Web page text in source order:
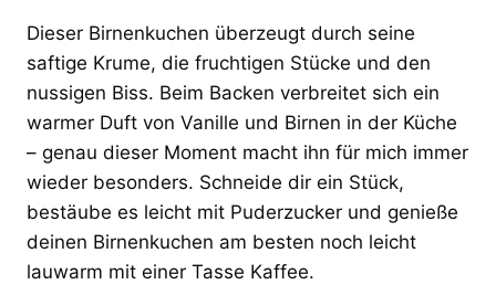
Dieser Birnenkuchen überzeugt durch seine
saftige Krume, die fruchtigen Stücke und den
nussigen Biss. Beim Backen verbreitet sich ein
warmer Duft von Vanille und Birnen in der Küche
– genau dieser Moment macht ihn für mich immer
wieder besonders. Schneide dir ein Stück,
bestäube es leicht mit Puderzucker und genieße
deinen Birnenkuchen am besten noch leicht
lauwarm mit einer Tasse Kaffee.